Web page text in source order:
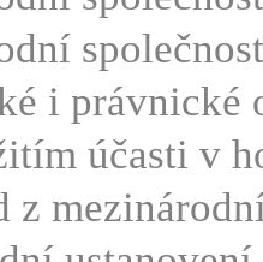
i právnické
účasti v
z